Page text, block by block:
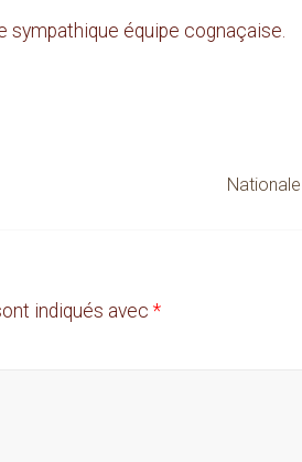
équipe cognaçaise.
indiqués avec *